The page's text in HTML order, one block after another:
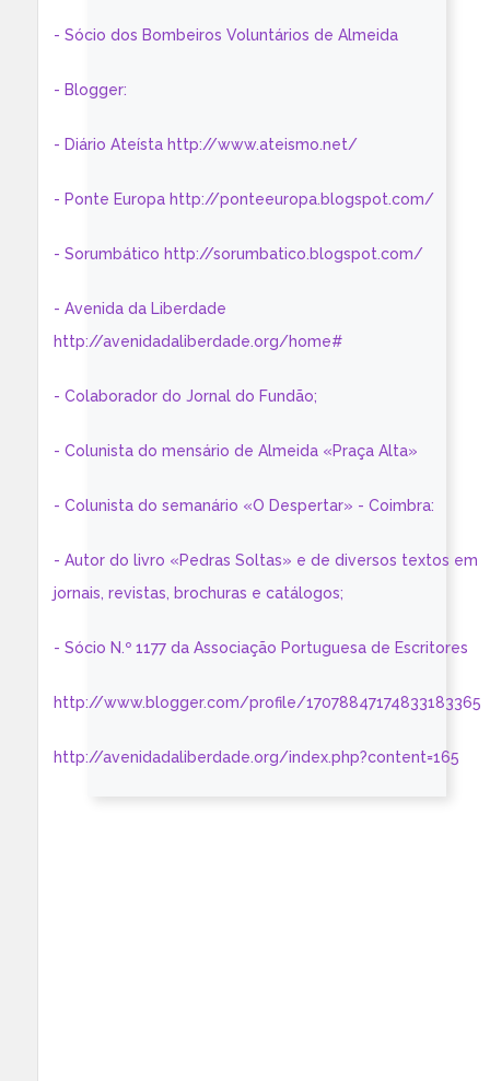
- Sócio dos Bombeiros Voluntários de Almeida
- Blogger:
- Diário Ateísta http://www.ateismo.net/
- Ponte Europa http://ponteeuropa.blogspot.com/
- Sorumbático http://sorumbatico.blogspot.com/
- Avenida da Liberdade
http://avenidadaliberdade.org/home#
- Colaborador do Jornal do Fundão;
- Colunista do mensário de Almeida «Praça Alta»
- Colunista do semanário «O Despertar» - Coimbra:
- Autor do livro «Pedras Soltas» e de diversos textos em
jornais, revistas, brochuras e catálogos;
- Sócio N.º 1177 da Associação Portuguesa de Escritores
http://www.blogger.com/profile/17078847174833183365
http://avenidadaliberdade.org/index.php?content=165